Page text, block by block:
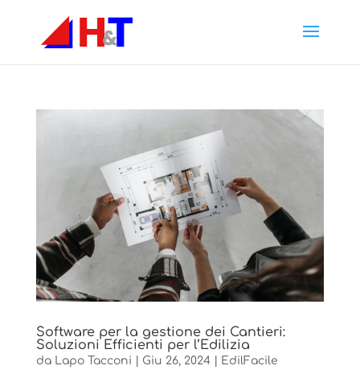
Software per la gestione dei Cantieri:
Soluzioni Efficienti per l’Edilizia
da Lapo Tacconi Giu 26, 2024| EdilFacile